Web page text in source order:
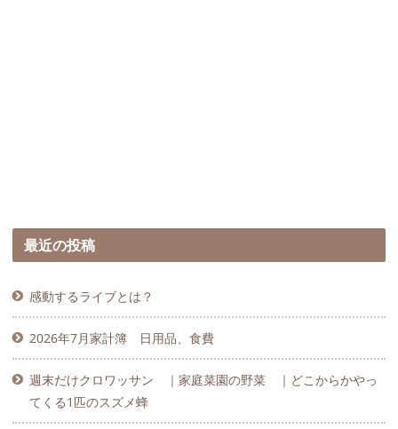
最近の投稿
感動するライブとは？
2026年7月家計簿 日用品、食費
週末だけクロワッサン ｜家庭菜園の野菜 ｜どこからかやっ
てくる1匹のスズメ蜂